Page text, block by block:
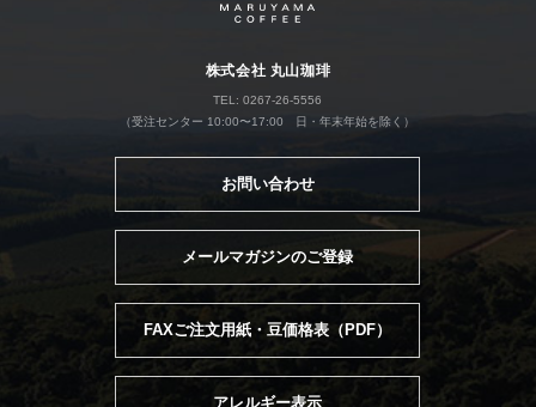
株式会社 丸山珈琲
TEL: 0267-26-5556
（受注センター 10:00〜17:00 日・年末年始を除く）
お問い合わせ
メールマガジンのご登録
FAXご注文用紙・豆価格表（PDF）
アレルギー表示